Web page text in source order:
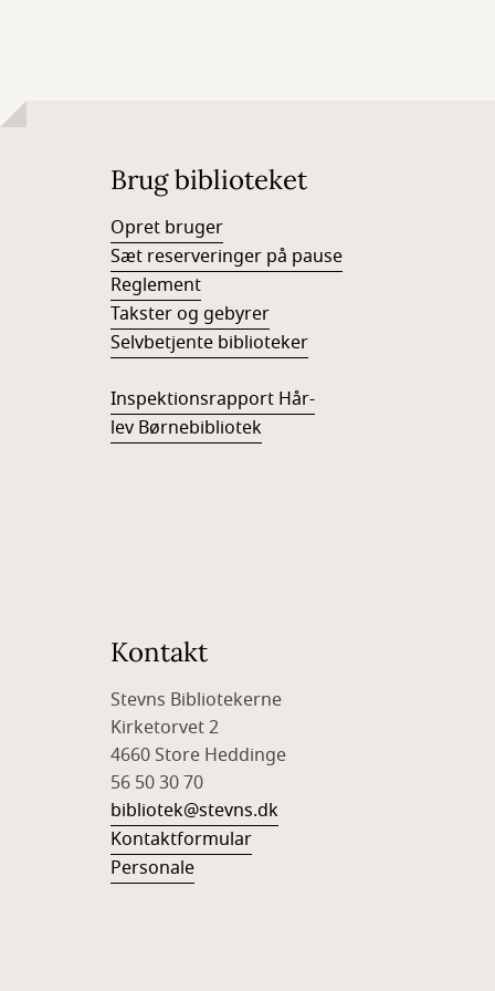
Brug biblioteket
Opret bruger
Sæt reserveringer på pause
Reglement
Takster og gebyrer
Selvbetjente biblioteker
Inspektionsrapport Hår-
lev Børnebibliotek
Kontakt
Stevns Bibliotekerne
Kirketorvet 2
4660 Store Heddinge
56 50 30 70
bibliotek@stevns.dk
Kontaktformular
Personale